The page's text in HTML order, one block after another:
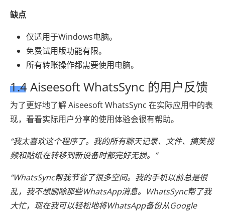
缺点
仅适用于Windows电脑。
免费试用版功能有限。
所有转账操作都需要使用电脑。
1.4 Aiseesoft WhatsSync 的用户反馈
为了更好地了解 Aiseesoft WhatsSync 在实际应用中的表
现，看看实际用户分享的使用体验会很有帮助。
“我太喜欢这个程序了。我的所有聊天记录、文件、搞笑视
频和贴纸在转移到新设备时都完好无损。”
“WhatsSync帮我节省了很多空间。我的手机以前总是很
乱，我不想删除那些WhatsApp消息。WhatsSync帮了我
大忙，现在我可以轻松地将WhatsApp备份从Google